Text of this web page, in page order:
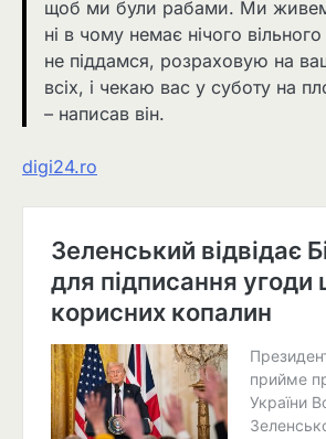
щоб ми були рабами. Ми
ні в чому немає нічого
не піддамся, розраховую на
всіх, і чекаю вас у суботу на
– написав він.
digi24.ro